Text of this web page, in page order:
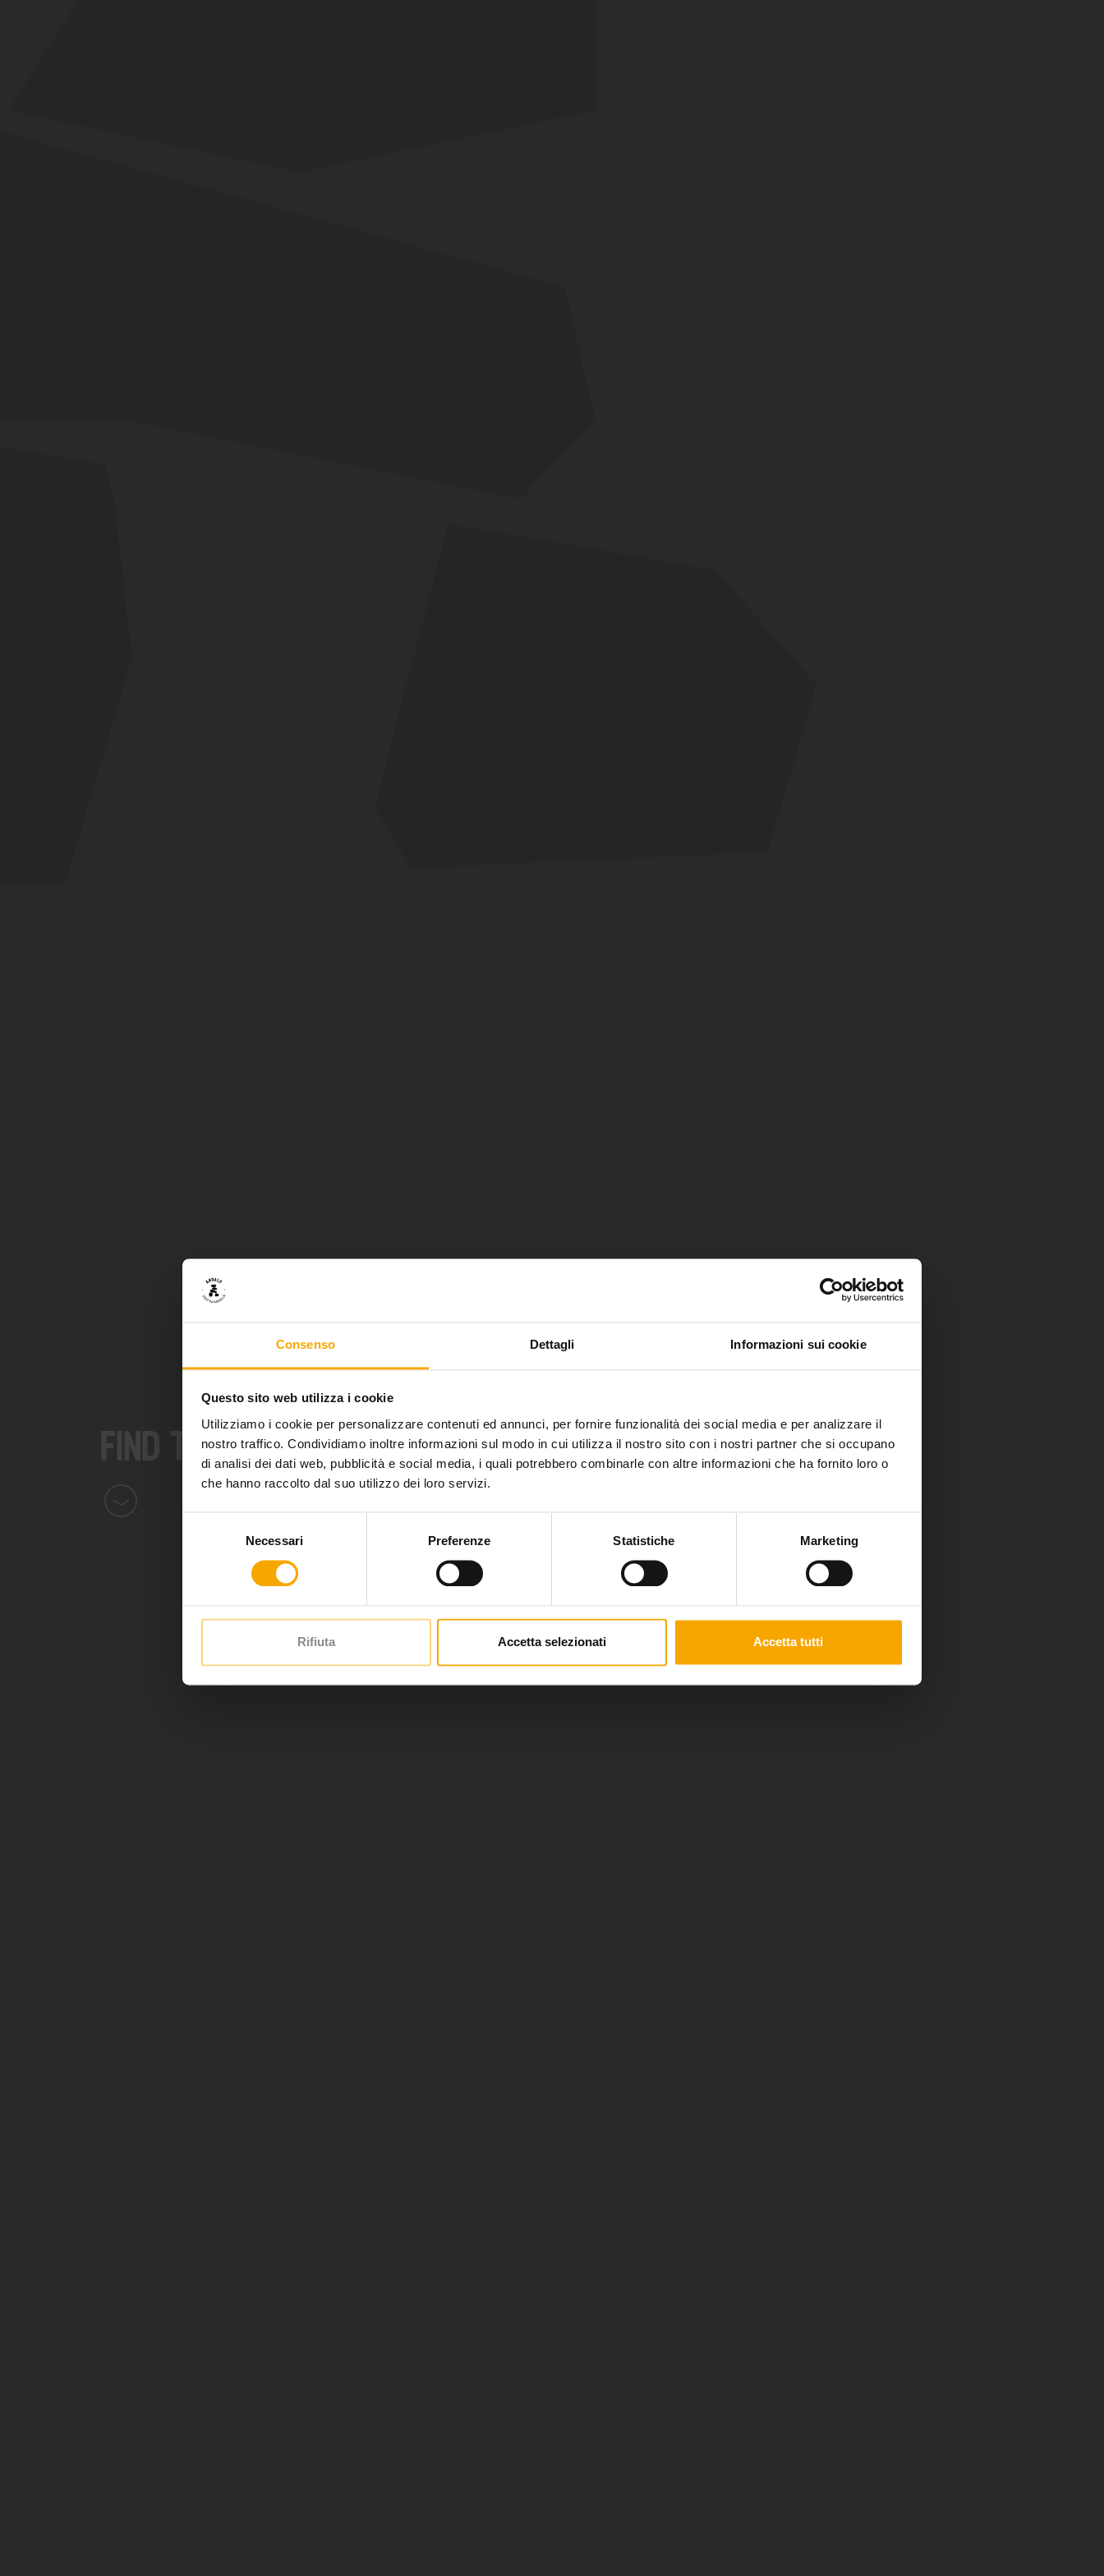
Consenso Dettagli Informazioni sui cookie
Questo sito web utilizza i cookie
Utilizziamo i cookie per personalizzare contenuti ed annunci, per fornire funzionalità dei social media e per analizzare il
nostro traffico. Condividiamo inoltre informazioni sul modo in cui utilizza il nostro sito con i nostri partner che si occupano
di analisi dei dati web, pubblicità e social media, i quali potrebbero combinarle con altre informazioni che ha fornito loro o
che hanno raccolto dal suo utilizzo dei loro servizi.
Necessari Preferenze Statistiche Marketing
Rifiuta Accetta selezionati Accetta tutti
FIND THE NEST FOR YOUR HOLIDAY!